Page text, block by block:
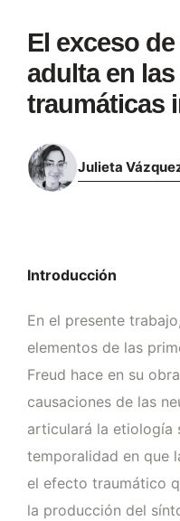
El exceso
adulta en
traumáticas
Julieta
Introducción
En el presente
elementos de las
Freud hace en su
causaciones de las
articulará la etiología
temporalidad en que
el efecto traumático
la producción del